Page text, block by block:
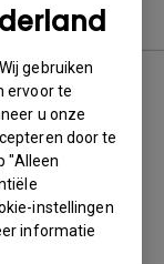
gebruiken
ervoor te
u onze
door te
"Alleen
instellingen
informatie